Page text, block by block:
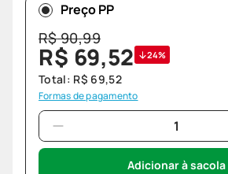
Preço PP
R$90,99
R$ 69,52 24%
Total: R$ 69,52
Formas de pagamento
Adicionar à sacola